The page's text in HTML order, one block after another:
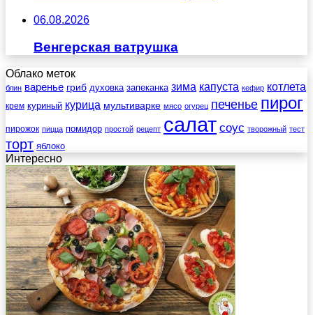
06.08.2026
Венгерская ватрушка
Облако меток
блин варенье гриб духовка запеканка зима капуста кефир котлета
крем куриный курица мультиварке мясо огурец печенье пирог
пирожок пицца помидор простой рецепт салат соус творожный тест
торт яблоко
Интересно